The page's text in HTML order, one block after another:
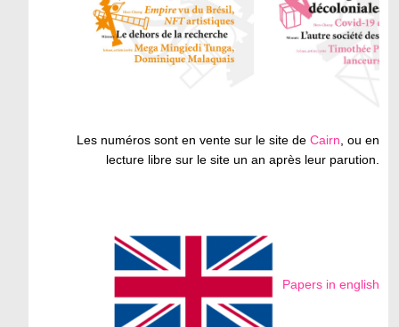
Les numéros sont en vente sur le site deCairn, ou en
lecture libre sur le site un an après leur parution.
Papers in english